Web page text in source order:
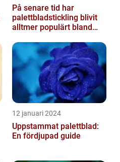
På senare tid har
palettbladstickling blivit
alltmer populärt bland
12 januari 2024
Uppstammat palettblad:
En fördjupad guide